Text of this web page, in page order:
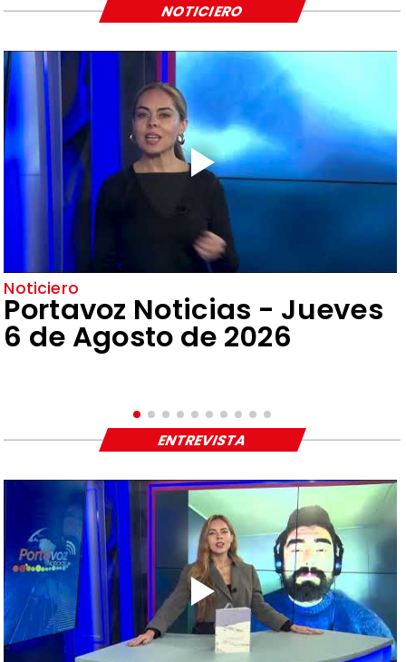
Noticiero
Portavoz Noticias - Jueves
6 de Agosto de 2026
NOTICIERO
ENTREVISTA